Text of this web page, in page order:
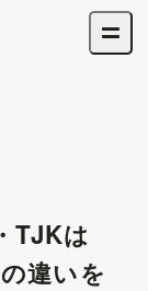
TJKは
違いを